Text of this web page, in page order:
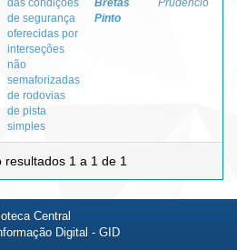
de segurança
oferecidas por
interseções
não
semaforizadas
de rodovias
de pista
simples
Pinto
resultados 1 a 1 de 1
Central
Digital - GID